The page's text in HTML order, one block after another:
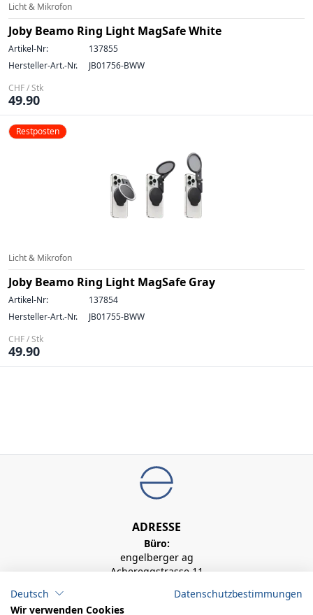
Licht & Mikrofon
Joby Beamo Ring Light MagSafe White
Artikel-Nr:
137855
Hersteller-Art.-Nr.
JB01756-BWW
CHF / Stk
49.90
Restposten
Licht & Mikrofon
Joby Beamo Ring Light MagSafe Gray
Artikel-Nr:
137854
Hersteller-Art.-Nr.
JB01755-BWW
CHF / Stk
49.90
ADRESSE
Büro:
engelberger ag
Achereggstrasse 11
Logistikzentrum:
Deutsch
Datenschutzbestimmungen
Wir verwenden Cookies